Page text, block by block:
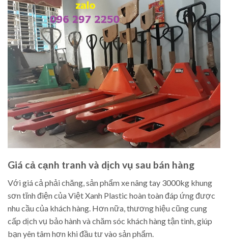
Giá cả cạnh tranh và dịch vụ sau bán hàng
Với giá cả phải chăng, sản phẩm xe nâng tay 3000kg khung
sơn tĩnh điện của Việt Xanh Plastic hoàn toàn đáp ứng được
nhu cầu của khách hàng. Hơn nữa, thương hiệu cũng cung
cấp dịch vụ bảo hành và chăm sóc khách hàng tận tình, giúp
bạn yên tâm hơn khi đầu tư vào sản phẩm.